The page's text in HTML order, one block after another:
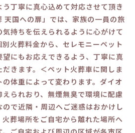
丁寧に真心込めて対応させて頂き
天国への扉」では、家族の一員の旅
持ちを伝えられるように心がけて
火葬料金から、セレモニーペット
にもお応えできるよう、丁寧に真
きます。＜ペット火葬車に関しま
体重によって変わります。ダイオ
られおり、無煙無臭で環境に配慮
で近隣・周辺へご迷惑はおかけし
葬場所をご自宅から離れた場所へ